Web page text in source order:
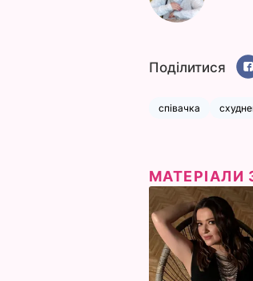
Поділитися
співачка